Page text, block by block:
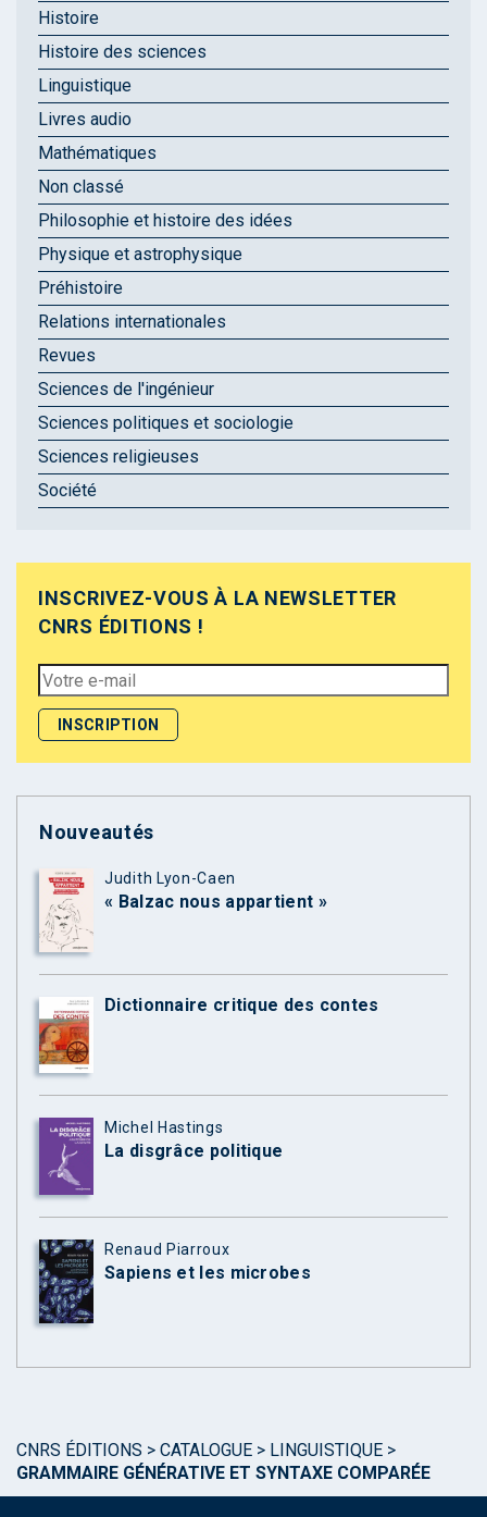
Histoire
Histoire des sciences
Linguistique
Livres audio
Mathématiques
Non classé
Philosophie et histoire des idées
Physique et astrophysique
Préhistoire
Relations internationales
Revues
Sciences de l'ingénieur
Sciences politiques et sociologie
Sciences religieuses
Société
INSCRIVEZ-VOUS À LA NEWSLETTER
CNRS ÉDITIONS !
Nouveautés
Judith Lyon-Caen
« Balzac nous appartient »
Dictionnaire critique des contes
Michel Hastings
La disgrâce politique
Renaud Piarroux
Sapiens et les microbes
CNRS ÉDITIONS > CATALOGUE > LINGUISTIQUE >
GRAMMAIRE GÉNÉRATIVE ET SYNTAXE COMPARÉE